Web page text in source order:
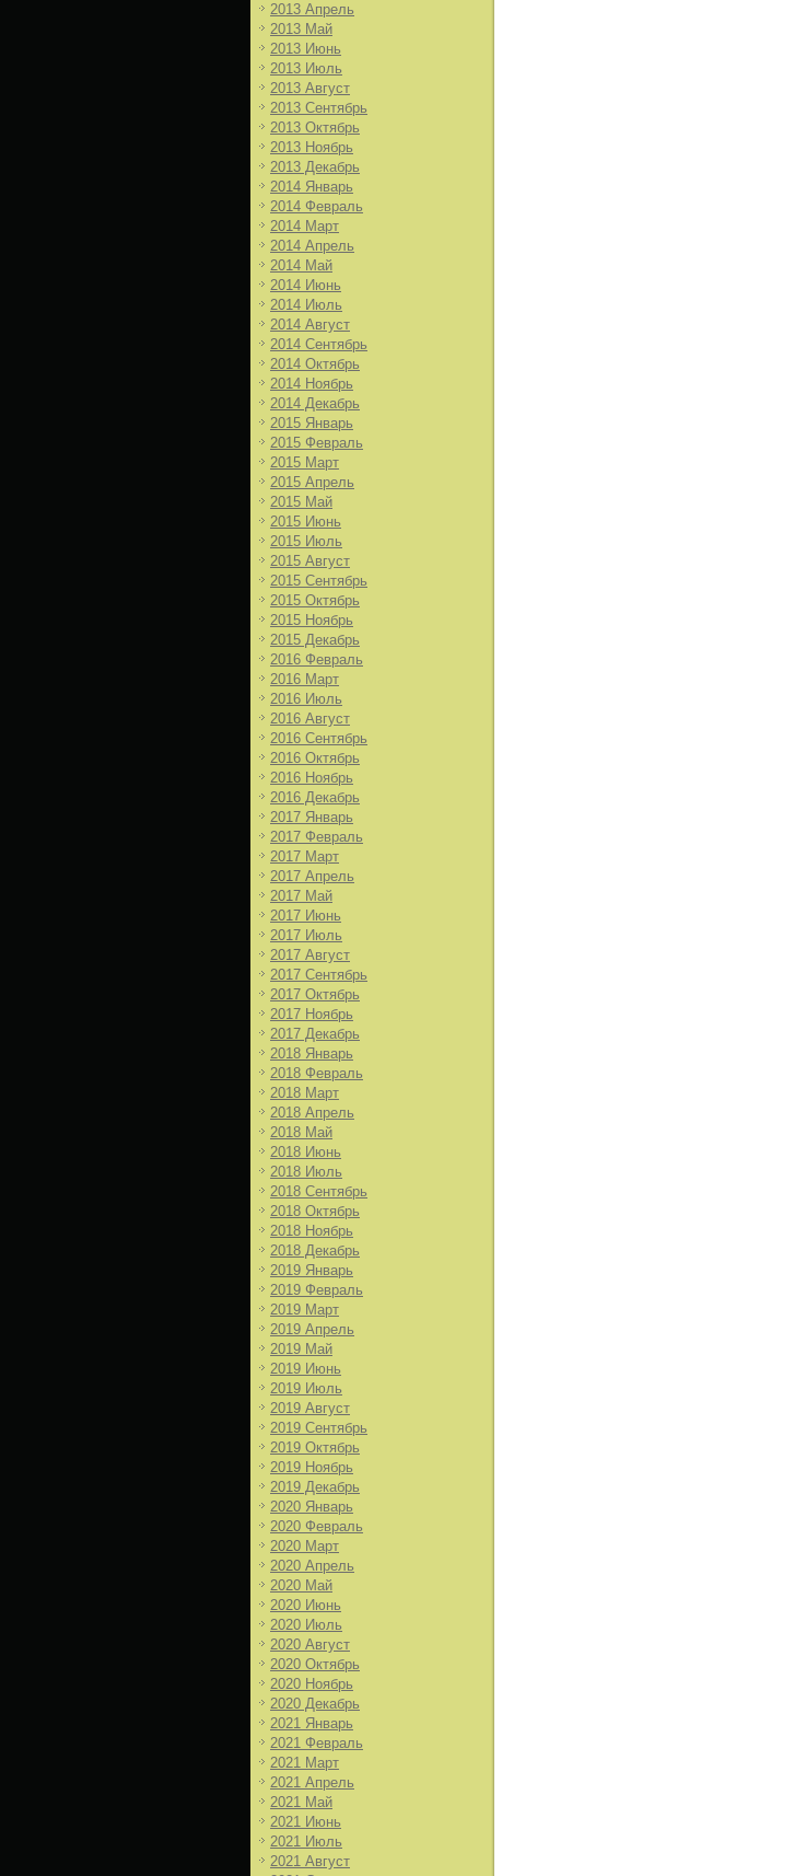
2013 Апрель
2013 Май
2013 Июнь
2013 Июль
2013 Август
2013 Сентябрь
2013 Октябрь
2013 Ноябрь
2013 Декабрь
2014 Январь
2014 Февраль
2014 Март
2014 Апрель
2014 Май
2014 Июнь
2014 Июль
2014 Август
2014 Сентябрь
2014 Октябрь
2014 Ноябрь
2014 Декабрь
2015 Январь
2015 Февраль
2015 Март
2015 Апрель
2015 Май
2015 Июнь
2015 Июль
2015 Август
2015 Сентябрь
2015 Октябрь
2015 Ноябрь
2015 Декабрь
2016 Февраль
2016 Март
2016 Июль
2016 Август
2016 Сентябрь
2016 Октябрь
2016 Ноябрь
2016 Декабрь
2017 Январь
2017 Февраль
2017 Март
2017 Апрель
2017 Май
2017 Июнь
2017 Июль
2017 Август
2017 Сентябрь
2017 Октябрь
2017 Ноябрь
2017 Декабрь
2018 Январь
2018 Февраль
2018 Март
2018 Апрель
2018 Май
2018 Июнь
2018 Июль
2018 Сентябрь
2018 Октябрь
2018 Ноябрь
2018 Декабрь
2019 Январь
2019 Февраль
2019 Март
2019 Апрель
2019 Май
2019 Июнь
2019 Июль
2019 Август
2019 Сентябрь
2019 Октябрь
2019 Ноябрь
2019 Декабрь
2020 Январь
2020 Февраль
2020 Март
2020 Апрель
2020 Май
2020 Июнь
2020 Июль
2020 Август
2020 Октябрь
2020 Ноябрь
2020 Декабрь
2021 Январь
2021 Февраль
2021 Март
2021 Апрель
2021 Май
2021 Июнь
2021 Июль
2021 Август